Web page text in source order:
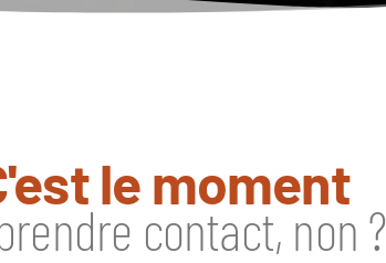
le moment
contact, non ?